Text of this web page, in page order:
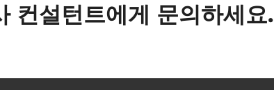
컨설턴트에게 문의하세요.